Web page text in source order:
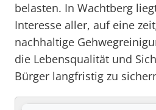
belasten. In Wachtberg
Interesse aller, auf eine
nachhaltige
die Lebensqualität und
Bürger langfristig zu